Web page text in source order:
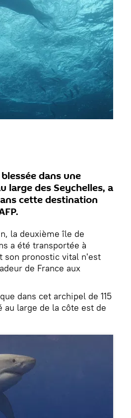
dans une
large des Seychelles, a
cette destination
la deuxième île de
a été transportée à
son pronostic vital n'est
de France aux
dans cet archipel de 115
large de la côte est de